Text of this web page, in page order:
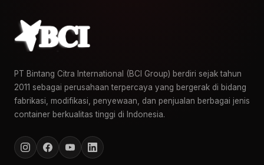
PT Bintang Citra International (BCI Group) berdiri sejak tahun
2011 sebagai perusahaan terpercaya yang bergerak di bidang
fabrikasi, modifikasi, penyewaan, dan penjualan berbagai jenis
container berkualitas tinggi di Indonesia.